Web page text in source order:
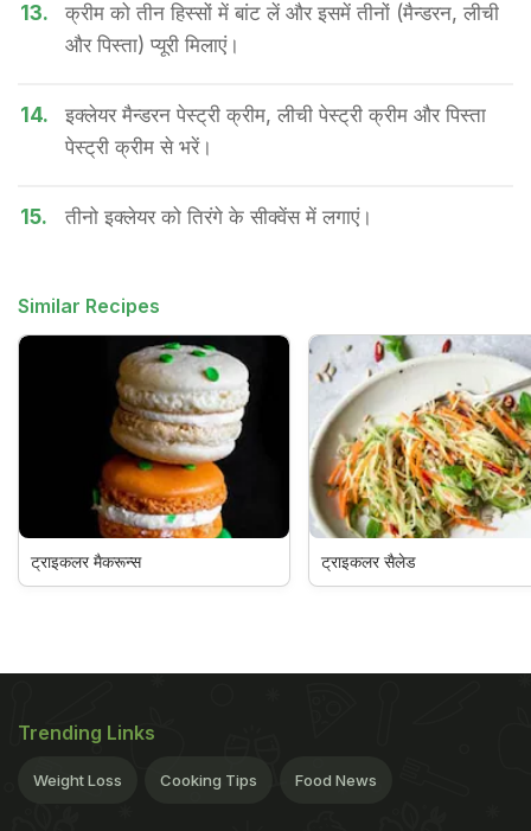
13.
क्रीम को तीन हिस्सों में बांट लें और इसमें तीनों (मैन्डरन, लीची
और पिस्ता) प्यूरी मिलाएं।
14.
इक्लेयर मैन्डरन पेस्ट्री क्रीम, लीची पेस्ट्री क्रीम और पिस्ता
पेस्ट्री क्रीम से भरें।
15. तीनो इक्लेयर को तिरंगे के सीक्वेंस में लगाएं।
Similar Recipes
ट्राइकलर मैकरून्स ट्राइकलर सैलेड
Trending Links
Weight Loss Cooking Tips Food News